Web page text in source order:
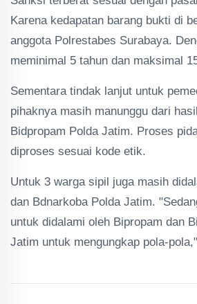
Karena kedapatan barang bukti di
anggota Polrestabes Surabaya.
meminimal 5 tahun dan maksimal
Sementara tindak lanjut untuk
pihaknya masih manunggu dari
Bidpropam Polda Jatim. Proses
diproses sesuai kode etik.
Untuk 3 warga sipil juga masih
dan Bdnarkoba Polda Jatim.
untuk didalami oleh Bipropam dan
Jatim untuk mengungkap pola-